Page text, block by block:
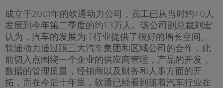
成立于2001年的软通动力公司，员工已从当时约40人
发展到今年第二季度的约1.3万人。该公司副总裁刘宏
认为，汽车的发展为IT行业提供了很好的增长空间。
软通动力通过跟三大汽车集团和区域公司的合作，此
前切入点围绕一个企业的供应商管理，产品的开发，
数据的管理质量，经销商以及财务和人事方面的开
拓，而在今后十年里，软通已经看到随着汽车行业在